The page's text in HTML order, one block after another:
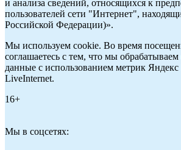
и анализа сведений, относящихся к
пользователей сети "Интернет",
Российской Федерации)».
Мы используем cookie. Во время
соглашаетесь с тем, что мы
данные с использованием метрик
LiveInternet.
16+
Мы в соцсетях: